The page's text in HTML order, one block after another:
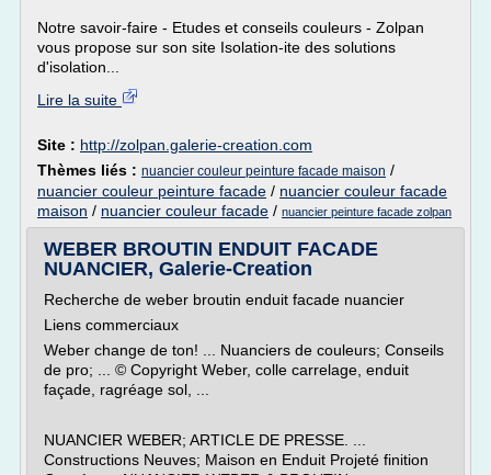
Notre savoir-faire - Etudes et conseils couleurs - Zolpan
vous propose sur son site Isolation-ite des solutions
d'isolation...
Lire la suite
Site : http://zolpan.galerie-creation.com
Thèmes liés : nuancier couleur peinture facade maison /
nuancier couleur peinture facade / nuancier couleur facade
maison / nuancier couleur facade / nuancier peinture facade zolpan
WEBER BROUTIN ENDUIT FACADE
NUANCIER, Galerie-Creation
Recherche de weber broutin enduit facade nuancier
Liens commerciaux
Weber change de ton! ... Nuanciers de couleurs; Conseils
de pro; ... © Copyright Weber, colle carrelage, enduit
façade, ragréage sol, ...
NUANCIER WEBER; ARTICLE DE PRESSE. ...
Constructions Neuves; Maison en Enduit Projeté finition